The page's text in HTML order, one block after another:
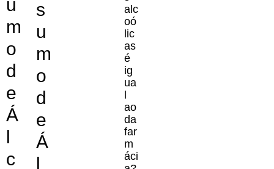
u
m
o
d
e
Á
l
c
s
u
m
o
d
e
Á
l
alc
oó
lic
as
é
ig
ua
ao
da
far
m
áci